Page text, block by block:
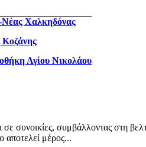
συνοικίες, συμβάλλοντας στη
αποτελεί μέρος...
Νέας Χαλκηδόνας
Κοζάνης
Αγίου Νικολάου